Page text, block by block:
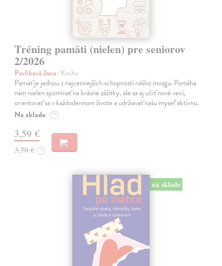
Tréning pamäti (nielen) pre seniorov
2/2026
Pavlíková Jana| Kniha
Pamäť je jednou z najcennejších schopností nášho mozgu. Pomáha
nám nielen spomínať na krásne zážitky, ale sa aj učiť nové veci,
orientovať sa v každodennom živote a udržiavať našu myseľ aktívnu.
Na sklade ?
3,59 €
3,70 € ?
na sklade